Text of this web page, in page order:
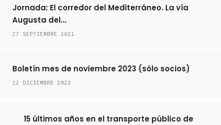
Jornada: El corredor del Mediterráneo. La vía
Augusta del...
27 SEPTIEMBRE 2021
Boletín mes de noviembre 2023 (sólo socios)
12 DICIEMBRE 2023
15 últimos años en el transporte público de